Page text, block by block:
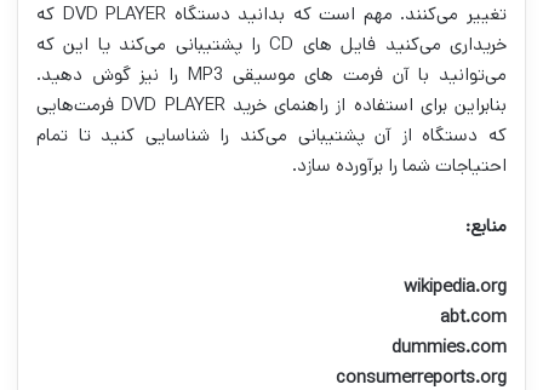
تغییر می‌کنند. مهم است که بدانید دستگاه DVD PLAYER که
خریداری می‌کنید فایل های CD را پشتیبانی می‌کند یا این که
می‌توانید با آن فرمت های موسیقی MP3 را نیز گوش دهید.
بنابراین برای استفاده از راهنمای خرید DVD PLAYER فرمت‌هایی
که دستگاه از آن پشتیبانی می‌کند را شناسایی کنید تا تمام
احتیاجات شما را برآورده سازد.
منابع:
wikipedia.org
abt.com
dummies.com
consumerreports.org